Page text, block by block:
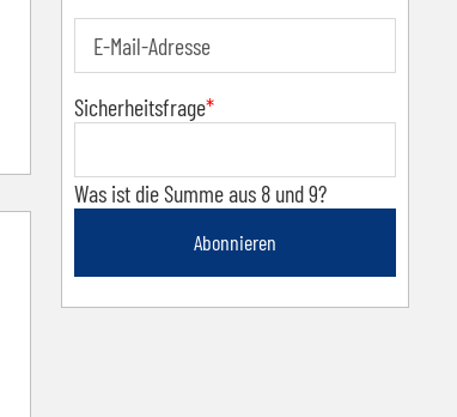
Sicherheitsfrage*
Was ist die Summe aus 8 und 9?
Abonnieren